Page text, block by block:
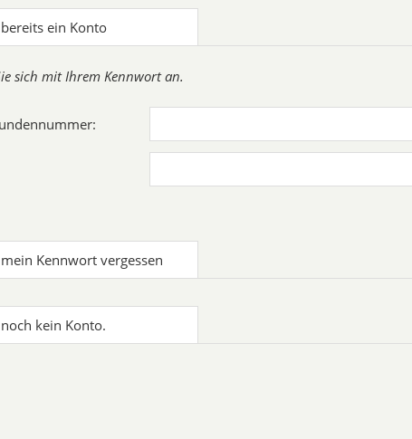
ein Konto
sich mit Ihrem Kennwort an.
Kennwort vergessen
kein Konto.